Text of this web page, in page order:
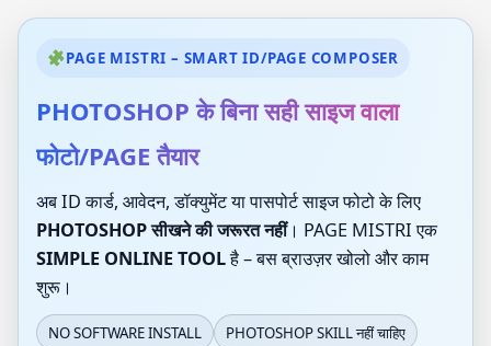
PAGE MISTRI – SMART ID/PAGE COMPOSER
PHOTOSHOP के बिना सही साइज वाला
फोटो/PAGE तैयार
अब ID कार्ड, आवेदन, डॉक्युमेंट या पासपोर्ट साइज फोटो के लिए
PHOTOSHOP सीखने की जरूरत नहीं। PAGE MISTRI एक
SIMPLE ONLINE TOOLहै – बस ब्राउज़र खोलो और काम
शुरू।
NO SOFTWARE INSTALL
PHOTOSHOP SKILL नहीं चाहिए